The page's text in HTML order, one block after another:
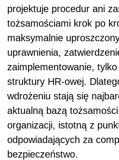
projektuje procedur ani
tożsamościami krok po
maksymalnie
uprawnienia,
zaimplementowanie,
struktury HR-owej.
wdrożeniu stają się
aktualną bazą
organizacji, istotną z
odpowiadających za
bezpieczeństwo.